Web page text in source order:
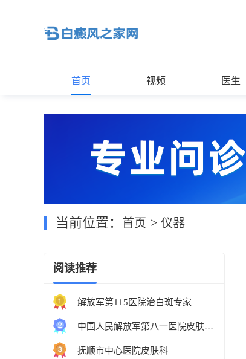
首页 视频 医生
当前位置： 首页 > 仪器
阅读推荐
解放军第115医院治白斑专家
中国人民解放军第八一医院皮肤科最好的医生
抚顺市中心医院皮肤科